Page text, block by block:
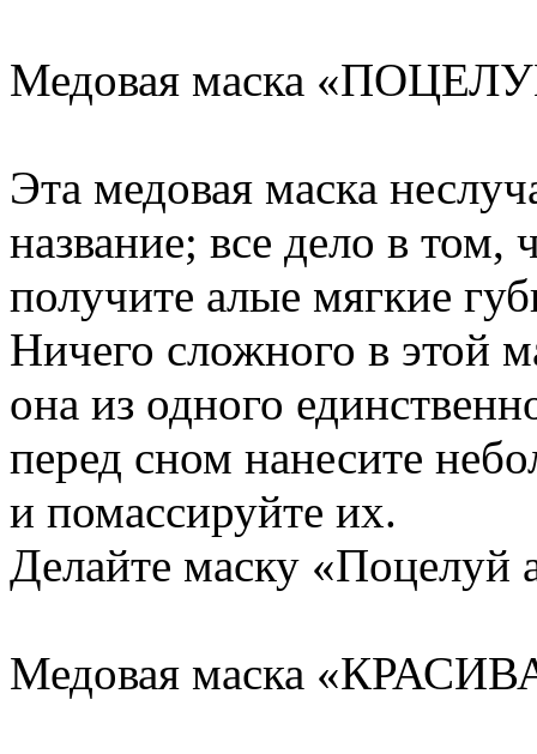
Медовая маска
Эта медовая маска
название; все дело в том,
получите алые мягкие
Ничего сложного в этой
она из одного
перед сном нанесите
и помассируйте их.
Делайте маску «Поцелуй
Медовая маска